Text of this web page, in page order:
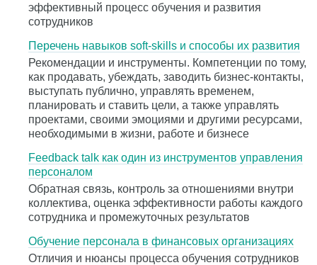
эффективный процесс обучения и развития
сотрудников
Перечень навыков soft-skills и способы их развития
Рекомендации и инструменты. Компетенции по тому,
как продавать, убеждать, заводить бизнес-контакты,
выступать публично, управлять временем,
планировать и ставить цели, а также управлять
проектами, своими эмоциями и другими ресурсами,
необходимыми в жизни, работе и бизнесе
Feedback talk как один из инструментов управления
персоналом
Обратная связь, контроль за отношениями внутри
коллектива, оценка эффективности работы каждого
сотрудника и промежуточных результатов
Обучение персонала в финансовых организациях
Отличия и нюансы процесса обучения сотрудников